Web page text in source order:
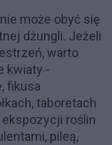
może obyć się
dżungli. Jeżeli
warto
kwiaty -
fikusa
taboretach
roślin
pileą,